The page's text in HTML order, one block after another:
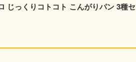
じっくりコトコト こんがりパン 3種